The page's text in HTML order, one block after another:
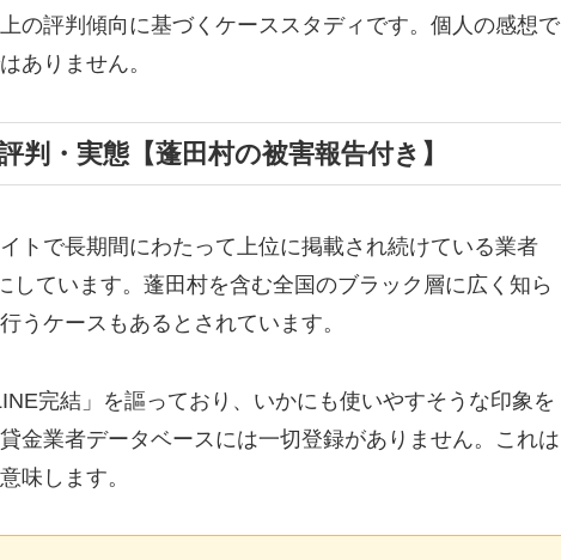
の評判傾向に基づくケーススタディです。個人の感想で
ありません。
・実態【蓬田村の被害報告付き】
トで長期間にわたって上位に掲載され続けている業者
ています。蓬田村を含む全国のブラック層に広く知ら
うケースもあるとされています。
完結」を謳っており、いかにも使いやすそうな印象を
金業者データベースには一切登録がありません。これは
味します。